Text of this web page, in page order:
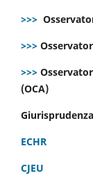
>>>
>>>
>>>
(OCA)
ECHR
CJEU